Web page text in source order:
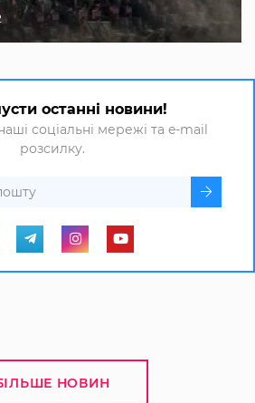
останні новини!
соціальні мережі та e-mail
розсилку.
НОВИН